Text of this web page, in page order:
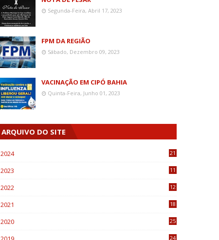
Segunda-Feira, Abril 17, 2023
FPM DA REGIÃO
Sábado, Dezembro 09, 2023
VACINAÇÃO EM CIPÓ BAHIA
Quinta-Feira, Junho 01, 2023
ARQUIVO DO SITE
2024 21
2023
11
2022
12
2021
18
2020
25
24